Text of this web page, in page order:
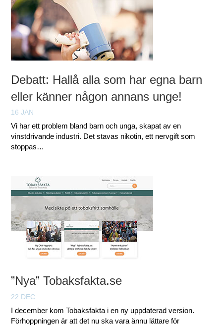
Debatt: Hallå alla som har egna barn
eller känner någon annans unge!
16 JAN
Vi har ett problem bland barn och unga, skapat av en
vinstdrivande industri. Det stavas nikotin, ett nervgift som
stoppas…
”Nya” Tobaksfakta.se
22 DEC
I december kom Tobaksfakta i en ny uppdaterad version.
Förhoppningen är att det nu ska vara ännu lättare för